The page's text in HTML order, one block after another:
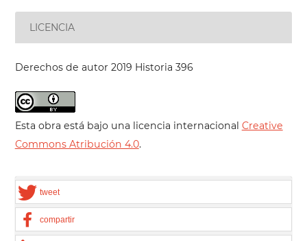
LICENCIA
Derechos de autor 2019 Historia 396
Esta obra está bajo una licencia internacional Creative
Commons Atribución 4.0.
tweet
compartir